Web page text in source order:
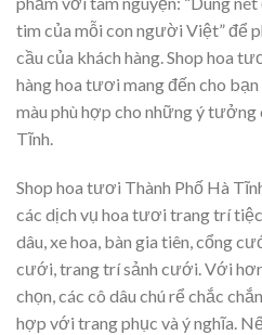
tim của mỗi con người Việt” để
cầu của khách hàng. Shop hoa
hàng hoa tươi mang đến cho
màu phù hợp cho những ý tưởng
Tĩnh.
Shop hoa tươi Thành Phố Hà
các dịch vụ hoa tươi trang trí
dâu, xe hoa, bàn gia tiên, cổng
cưới, trang trí sảnh cưới. Với
chọn, các cô dâu chú rể chắc
hợp với trang phục và ý nghĩa.